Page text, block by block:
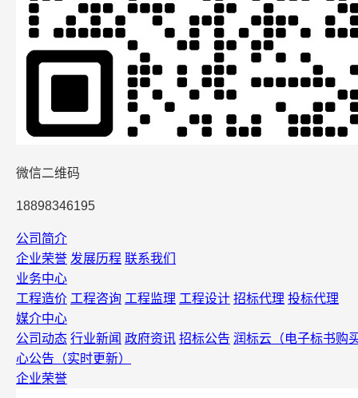
微信二维码
18898346195
公司简介
企业荣誉 发展历程 联系我们
业务中心
工程造价 工程咨询 工程监理 工程设计 招标代理 投标代理
媒介中心
公司动态 行业新闻 政府资讯 招标公告 润标云（电子标书购
心公告（实时更新）
企业荣誉